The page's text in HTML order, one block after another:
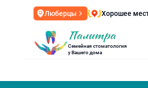
Люберцы Хорошее
Семейная стоматология
у Вашего дома